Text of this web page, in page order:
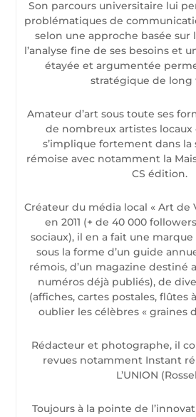
Son parcours universitaire lui
problématiques de
selon une approche basée sur
l’analyse fine de ses besoins et
étayée et argumentée
stratégique de long
Amateur d’art sous toute ses
de nombreux artistes
s’implique fortement dans la
rémoise avec notamment la
CS édition.
Créateur du média local « Art de
en 2011 (+ de 40 000
sociaux), il en a fait une
sous la forme d’un guide
rémois, d’un magazine destiné
numéros déjà publiés), de
(affiches, cartes postales, flûtes
oublier les célèbres « graines
Rédacteur et photographe, il
revues notamment Instant
L’UNION
Toujours à la pointe de